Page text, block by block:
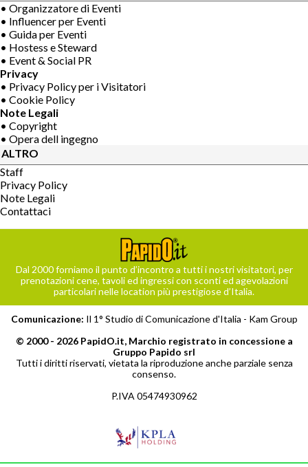
• Organizzatore di Eventi
• Influencer per Eventi
• Guida per Eventi
• Hostess e Steward
• Event & Social PR
Privacy
• Privacy Policy per i Visitatori
• Cookie Policy
Note Legali
• Copyright
• Opera dell ingegno
ALTRO
Staff
Privacy Policy
Note Legali
Contattaci
Dal 2000 forniamo il punto d’incontro a tutti i nostri visitatori, per
prenotazioni cene, tavoli ed ingressi con sconti ed agevolazioni
particolari nelle location più prestigiose d’Italia.
Comunicazione: Il 1° Studio di Comunicazione d'Italia - Kam Group
© 2000 - 2026 PapidO.it, Marchio registrato in concessione a
Gruppo Papido srl
Tutti i diritti riservati, vietata la riproduzione anche parziale senza
consenso.
P.IVA 05474930962